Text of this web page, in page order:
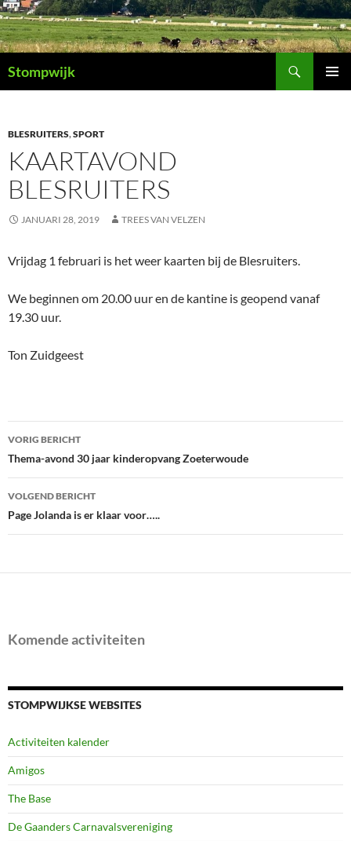
Ga
naar
de
inhoud
Stompwijk
BLESRUITERS,SPORT
KAARTAVOND
BLESRUITERS
JANUARI 28, 2019 TREES VAN VELZEN
Vrijdag 1 februari is het weer kaarten bij de Blesruiters.
We beginnen om 20.00 uur en de kantine is geopend vanaf
19.30 uur.
Ton Zuidgeest
Bericht
navigatie
VORIG BERICHT
Thema-avond 30 jaar kinderopvang Zoeterwoude
VOLGEND BERICHT
Page Jolanda is er klaar voor…..
Komende activiteiten
STOMPWIJKSE WEBSITES
Activiteiten kalender
Amigos
The Base
De Gaanders Carnavalsvereniging